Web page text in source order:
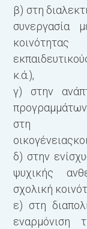
β) στη
συνεργασία
κ.ά.),
γ) στην
στη
δ) στην
ψυχικής
σχολική
ε) στη
εναρμόνιση